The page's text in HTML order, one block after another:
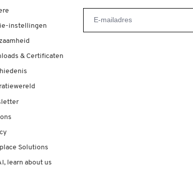
instellingen
& Certificaten
Solutions
learn about us